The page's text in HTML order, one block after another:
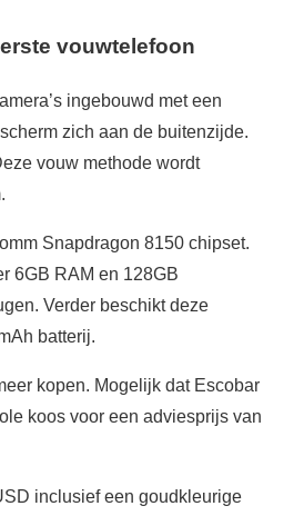
vouwtelefoon
ingebouwd met een
zich aan de buitenzijde.
vouw methode wordt
Snapdragon 8150 chipset.
6GB RAM en 128GB
Verder beschikt deze
batterij.
kopen. Mogelijk dat Escobar
koos voor een adviesprijs van
inclusief een goudkleurige